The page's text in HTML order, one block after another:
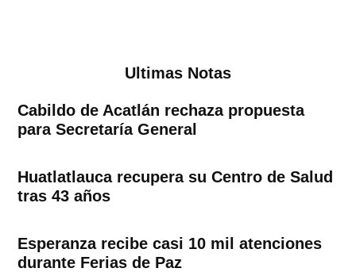
Ultimas Notas
Cabildo de Acatlán rechaza propuesta
para Secretaría General
Huatlatlauca recupera su Centro de Salud
tras 43 años
Esperanza recibe casi 10 mil atenciones
durante Ferias de Paz